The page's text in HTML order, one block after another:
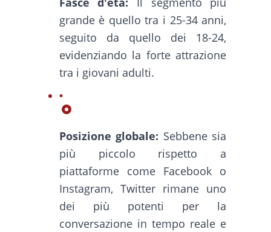
grande è quello tra i 25-34 anni,
seguito da quello dei 18-24,
evidenziando la forte attrazione
tra i giovani adulti.
Posizione globale: Sebbene sia
più piccolo rispetto a
piattaforme come Facebook o
Instagram, Twitter rimane uno
dei più potenti per la
conversazione in tempo reale e